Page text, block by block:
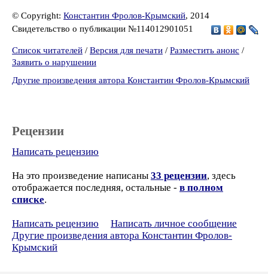
© Copyright: Константин Фролов-Крымский, 2014
Свидетельство о публикации №114012901051
Список читателей / Версия для печати / Разместить анонс /
Заявить о нарушении
Другие произведения автора Константин Фролов-Крымский
Рецензии
Написать рецензию
На это произведение написаны 33 рецензии, здесь
отображается последняя, остальные - в полном
списке.
Написать рецензию
Написать личное сообщение
Другие произведения автора Константин Фролов-
Крымский